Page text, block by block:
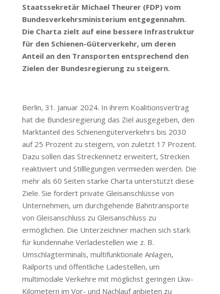
Staatssekretär Michael Theurer (FDP) vom
Bundesverkehrsministerium entgegennahm.
Die Charta zielt auf eine bessere Infrastruktur
für den Schienen-Güterverkehr, um deren
Anteil an den Transporten entsprechend den
Zielen der Bundesregierung zu steigern.
Berlin, 31. Januar 2024. In ihrem Koalitionsvertrag
hat die Bundesregierung das Ziel ausgegeben, den
Marktanteil des Schienengüterverkehrs bis 2030
auf 25 Prozent zu steigern, von zuletzt 17 Prozent.
Dazu sollen das Streckennetz erweitert, Strecken
reaktiviert und Stilllegungen vermieden werden. Die
mehr als 60 Seiten starke Charta unterstützt diese
Ziele. Sie fordert private Gleisanschlüsse von
Unternehmen, um durchgehende Bahntransporte
von Gleisanschluss zu Gleisanschluss zu
ermöglichen. Die Unterzeichner machen sich stark
für kundennahe Verladestellen wie z. B.
Umschlagterminals, multifunktionale Anlagen,
Railports und öffentliche Ladestellen, um
multimodale Verkehre mit möglichst geringen Lkw-
Kilometern im Vor- und Nachlauf anbieten zu